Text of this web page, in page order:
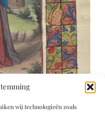
wij technologieën zoals